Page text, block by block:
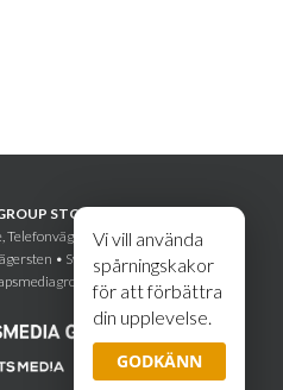
Vi vill använda
spårningskakor
för att förbättra
din upplevelse.
GODKÄNN
STOCKHOLM AB
Telefonvägen 30
• Sweden